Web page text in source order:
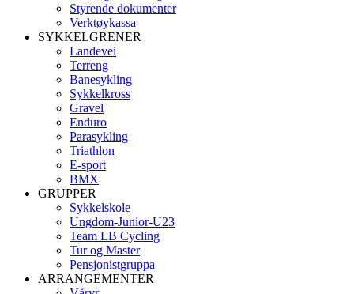
Styrende dokumenter
Verktøykassa
SYKKELGRENER
Landevei
Terreng
Banesykling
Sykkelkross
Gravel
Enduro
Parasykling
Triathlon
E-sport
BMX
GRUPPER
Sykkelskole
Ungdom-Junior-U23
Team LB Cycling
Tur og Master
Pensjonistgruppa
ARRANGEMENTER